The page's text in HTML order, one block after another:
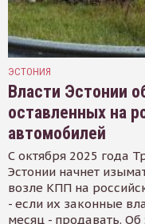
ЭСТОНИЯ
Власти Эстонии
оставленных на
автомобилей
С октября 2025 года
Эстонии начнет
возле КПП на
- если их законные
месяц - продавать.